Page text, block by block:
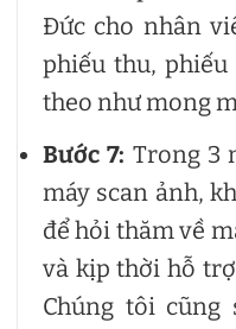
Đức cho nhân
phiếu thu, phiếu
theo như mong
Bước 7: Trong 3
máy scan ảnh,
để hỏi thăm về
và kịp thời hỗ
Chúng tôi cũng